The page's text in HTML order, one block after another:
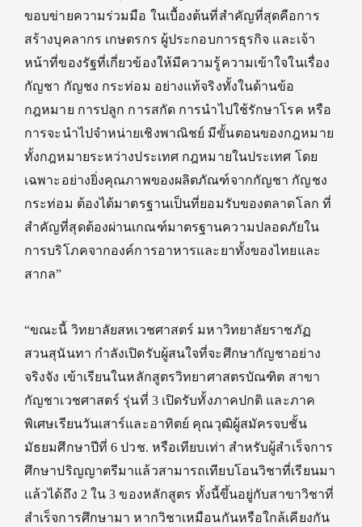
ขอบข่ายความร่วมมือ ในเบื้องต้นที่สำคัญที่สุดคือการ
สร้างบุคลากร เกษตรกร ผู้ประกอบการธุรกิจ และเจ้า
หน้าที่ของรัฐที่เกี่ยวข้องให้มีความรู้ความเข้าใจในเรื่อง
กัญชา กัญชง กระท่อม อย่างแท้จริงทั้งในด้านข้อ
กฎหมาย การปลูก การสกัด การนำไปใช้รักษาโรค หรือ
การจะนำไปจำหน่ายเชิงพาณิชย์ มีขั้นตอนของกฎหมาย
ทั้งกฎหมายระหว่างประเทศ กฎหมายในประเทศ โดย
เฉพาะอย่างยิ่งคุณภาพของผลิตภัณฑ์จากกัญชา กัญชง
กระท่อม ต้องได้มาตรฐานเป็นที่ยอมรับของตลาดโลก ที่
สำคัญที่สุดต้องผ่านเกณฑ์มาตรฐานความปลอดภัยใน
การบริโภคจากองค์การอาหารและยาทั้งของไทยและ
สากล”
“ขณะนี้ วิทยาลัยสหเวชศาสตร์ มหาวิทยาลัยราชภัฏ
สวนสุนันทา กำลังเปิดรับผู้สนใจที่จะศึกษากัญชาอย่าง
จริงจัง เข้าเรียนในหลักสูตรวิทยาศาสตรบัณฑิต สาขา
กัญชาเวชศาสตร์ รุ่นที่ 3 เปิดรับทั้งภาคปกติ และภาค
พิเศษเรียนวันเสาร์และอาทิตย์ คุณวุฒิผู้สมัครจบชั้น
มัธยมศึกษาปีที่ 6 ปวช. หรือเทียบเท่า สำหรับผู้สำเร็จการ
ศึกษาปริญญาตรีมาแล้วสามารถเทียบโอนวิชาที่เรียนมา
แล้วได้ถึง 2 ใน 3 ของหลักสูตร ทั้งนี้ขึ้นอยู่กับสาขาวิชาที่
สำเร็จการศึกษามา หากวิชาเหมือนกันหรือใกล้เคียงกัน